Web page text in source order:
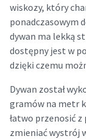
wiskozy, który
ponadczasowym
dywan ma lekką
dostępny jest w
dzięki czemu
Dywan został
gramów na metr
łatwo przenosić
zmieniać wystrój